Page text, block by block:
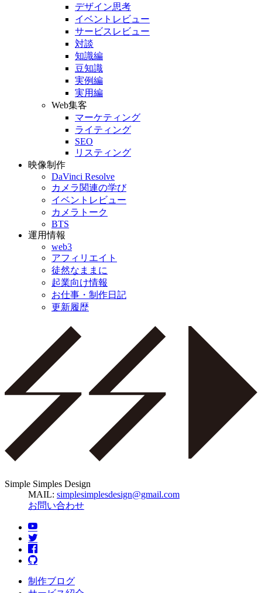
デザイン思考
イベントレビュー
サービスレビュー
対談
知識編
豆知識
実例編
実用編
Web集客
マーケティング
ライティング
SEO
リスティング
映像制作
DaVinci Resolve
カメラ関連の学び
イベントレビュー
カメラトーク
BTS
運用情報
web3
アフィリエイト
徒然なままに
起業向け情報
お仕事・制作日記
更新履歴
Simple Simples Design
MAIL: simplesimplesdesign@gmail.com
お問い合わせ
制作ブログ